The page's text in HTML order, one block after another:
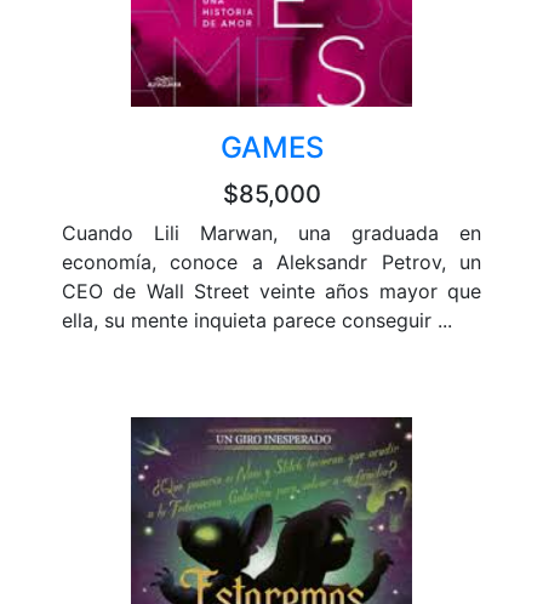
GAMES
$85,000
Cuando Lili Marwan, una graduada en
economía, conoce a Aleksandr Petrov, un
CEO de Wall Street veinte años mayor que
ella, su mente inquieta parece conseguir ...